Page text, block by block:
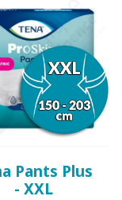
Pants Plus
- XXL